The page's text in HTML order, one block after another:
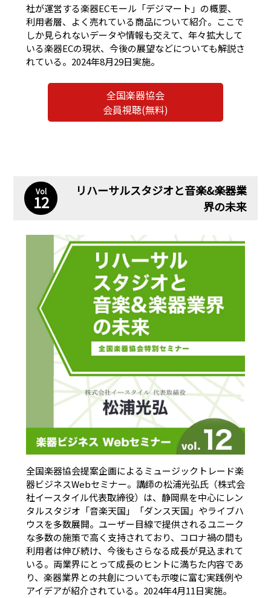
社が運営する楽器ECモール「デジマート」の概要、
利用者層、よく売れている商品について紹介。ここで
しか見られないデータや情報も交えて、年々拡大して
いる楽器ECの現状、今後の展望などについても解説さ
れている。2024年8月29日実施。
全国楽器協会
会員視聴(無料)
Vol
12
リハーサルスタジオと音楽&楽器業
界の未来
全国楽器協会提案企画によるミュージックトレード楽
器ビジネスWebセミナー。講師の松浦光弘氏（株式会
社イースタイル代表取締役）は、静岡県を中心にレン
タルスタジオ「音楽天国」「ダンス天国」やライブハ
ウスを多数展開。ユーザー目線で提供されるユニーク
な多数の施策で高く支持されており、コロナ禍の間も
利用者は伸び続け、今後もさらなる成長が見込まれて
いる。両業界にとって成長のヒントに満ちた内容であ
り、楽器業界との共創についても示唆に富む実践例や
アイデアが紹介されている。2024年4月11日実施。